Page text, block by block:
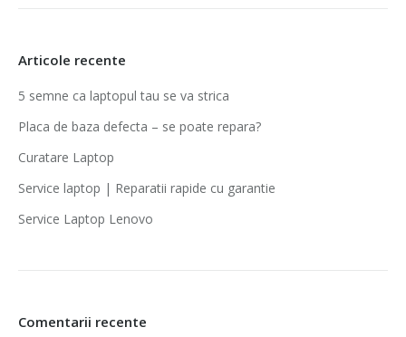
Articole recente
5 semne ca laptopul tau se va strica
Placa de baza defecta – se poate repara?
Curatare Laptop
Service laptop | Reparatii rapide cu garantie‎
Service Laptop Lenovo
Comentarii recente